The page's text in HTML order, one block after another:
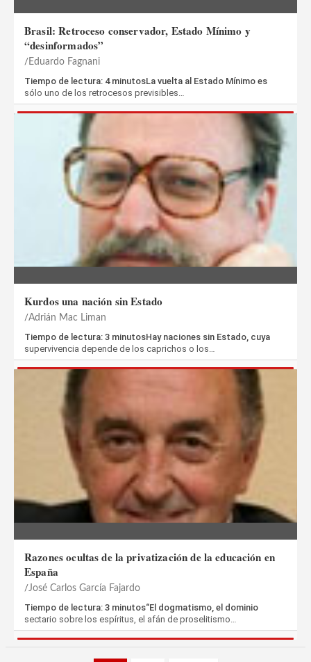
Brasil: Retroceso conservador, Estado Mínimo y
“desinformados”
Eduardo Fagnani
Tiempo de lectura: 4 minutosLa vuelta al Estado Mínimo es
sólo uno de los retrocesos previsibles…
Kurdos una nación sin Estado
Adrián Mac Liman
Tiempo de lectura: 3 minutosHay naciones sin Estado, cuya
supervivencia depende de los caprichos o los…
Razones ocultas de la privatización de la educación en
España
José Carlos García Fajardo
Tiempo de lectura: 3 minutos“El dogmatismo, el dominio
sectario sobre los espíritus, el afán de proselitismo…